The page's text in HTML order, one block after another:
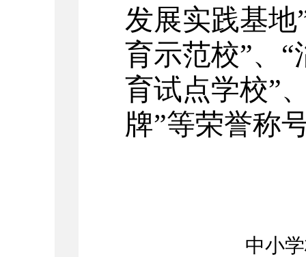
发展实践基地
育示范校”、
育试点学校”
牌”等荣誉称
中小